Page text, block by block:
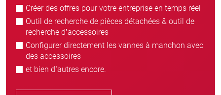
Créer des offres pour votre entreprise en temps réel
Outil de recherche de pièces détachées & outil de
recherche d’accessoires
Configurer directement les vannes à manchon avec
des accessoires
et bien d’autres encore.